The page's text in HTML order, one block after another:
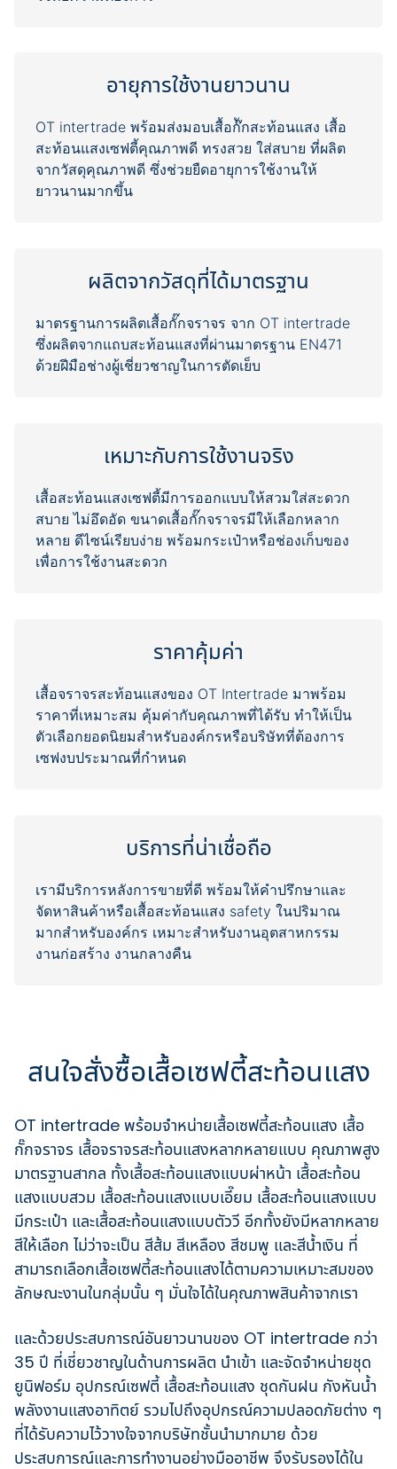
อายุการใช้งานยาวนาน
OT intertrade พร้อมส่งมอบเสื้อก๊ักสะท้อนแสง เสื้อ
สะท้อนแสงเซฟตี้คุณภาพดี ทรงสวย ใส่สบาย ที่ผลิต
จากวัสดุคุณภาพดี ซึ่งช่วยยืดอายุการใช้งานให้
ผลิตจากวัสดุที่ได้มาตรฐาน
มาตรฐานการผลิตเสื้อกั๊กจราจร จาก OT intertrade
ซึ่งผลิตจากแถบสะท้อนแสงที่ผ่านมาตรฐาน EN471
เหมาะกับการใช้งานจริง
เสื้อสะท้อนแสงเซฟตี้มีการออกแบบให้สวมใส่สะดวก
สบาย ไม่อึดอัด ขนาดเสื้อกั๊กจราจรมีให้เลือกหลาก
หลาย ดีไซน์เรียบง่าย พร้อมกระเป๋าหรือช่องเก็บของ
ราคาคุ้มค่า
เสื้อจราจรสะท้อนแสงของ OT Intertrade มาพร้อม
ราคาที่เหมาะสม คุ้มค่ากับคุณภาพที่ได้รับ ทำให้เป็น
ตัวเลือกยอดนิยมสำหรับองค์กรหรือบริษัทที่ต้องการ
บริการที่น่าเชื่อถือ
เรามีบริการหลังการขายที่ดี พร้อมให้คำปรึกษาและ
จัดหาสินค้าหรือเสื้อสะท้อนแสง safety ในปริมาณ
มากสำหรับองค์กร เหมาะสำหรับงานอุตสาหกรรม
สนใจสั่งซื้อเสื้อเซฟตี้สะท้อนแสง
OT intertrade พร้อมจำหน่ายเสื้อเซฟตี้สะท้อนแสง เสื้อ
กั๊กจราจร เสื้อจราจรสะท้อนแสงหลากหลายแบบ คุณภาพสูง
มาตรฐานสากล ทั้งเสื้อสะท้อนแสงแบบผ่าหน้า เสื้อสะท้อน
แสงแบบสวม เสื้อสะท้อนแสงแบบเอี๊ยม เสื้อสะท้อนแสงแบบ
มีกระเป๋า และเสื้อสะท้อนแสงแบบตัววี อีกทั้งยังมีหลากหลาย
สีให้เลือก ไม่ว่าจะเป็น สีส้ม สีเหลือง สีชมพู และสีน้ำเงิน ที่
สามารถเลือกเสื้อเซฟตี้สะท้อนแสงได้ตามความเหมาะสมของ
ลักษณะงานในกลุ่มนั้น ๆ มั่นใจได้ในคุณภาพสินค้าจากเรา
และด้วยประสบการณ์อันยาวนานของ OT intertrade กว่า
35 ปี ที่เชี่ยวชาญในด้านการผลิต นำเข้า และจัดจำหน่ายชุด
ยูนิฟอร์ม อุปกรณ์เซฟตี้ เสื้อสะท้อนแสง ชุดกันฝน กังหันน้ำ
พลังงานแสงอาทิตย์ รวมไปถึงอุปกรณ์ความปลอดภัยต่าง ๆ
ที่ได้รับความไว้วางใจจากบริษัทชั้นนำมากมาย ด้วย
ประสบการณ์และการทำงานอย่างมืออาชีพ จึงรับรองได้ใน